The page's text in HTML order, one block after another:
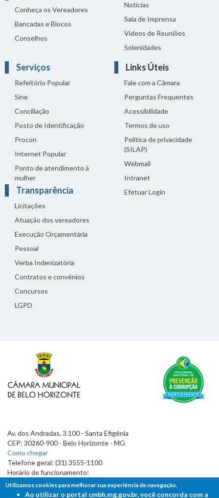
Conheça os Vereadores
Bancadas e Blocos
Conselhos
Notícias
Sala de Imprensa
Vídeos de Reuniões
Solenidades
Serviços
Refeitório Popular
Sine
Conciliação
Posto de Identificação
Procon
Internet Popular
Ponto de atendimento à
mulher
Transparência
Licitações
Atuação dos vereadores
Execução Orçamentária
Pessoal
Verba Indenizatória
Contratos e convênios
Concursos
LGPD
Links Úteis
Fale com a Câmara
Perguntas Frequentes
Acessibilidade
Termos de uso
Política de privacidade
(SILAP)
Webmail
Intranet
Efetuar Login
Av. dos Andradas, 3.100 - Santa Efigênia
CEP: 30260-900 - Belo Horizonte - MG
Como chegar
Telefone geral: (31) 3555-1100
Horário de funcionamento:
7h às 19h
Utilizamos cookies para melhorar sua experiência de navegação.
Ao utilizar o portal cmbh.mg.gov.br, você concorda com a